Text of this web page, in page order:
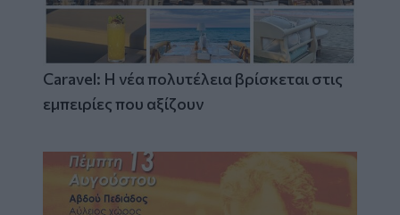
Caravel: Η νέα πολυτέλεια βρίσκεται στις
εμπειρίες που αξίζουν